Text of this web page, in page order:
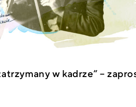
w kadrze” –